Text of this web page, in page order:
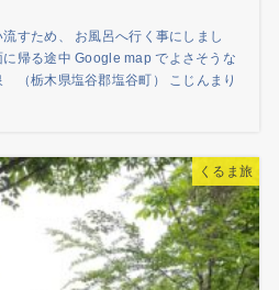
すため、 お風呂へ行く事にしまし
帰る途中 Google map でよさそうな
（栃木県塩谷郡塩谷町） こじんまり
くるま旅